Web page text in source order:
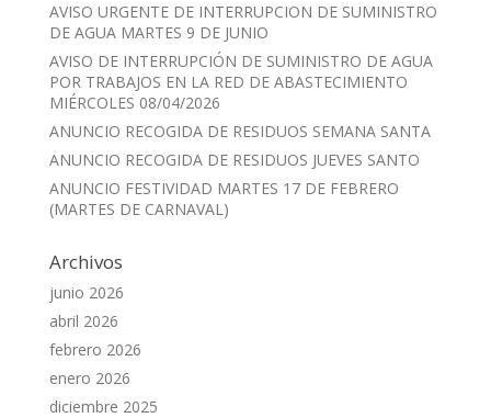
AVISO URGENTE DE INTERRUPCION DE SUMINISTRO
DE AGUA MARTES 9 DE JUNIO
AVISO DE INTERRUPCIÓN DE SUMINISTRO DE AGUA
POR TRABAJOS EN LA RED DE ABASTECIMIENTO
MIÉRCOLES 08/04/2026
ANUNCIO RECOGIDA DE RESIDUOS SEMANA SANTA
ANUNCIO RECOGIDA DE RESIDUOS JUEVES SANTO
ANUNCIO FESTIVIDAD MARTES 17 DE FEBRERO
(MARTES DE CARNAVAL)
Archivos
junio 2026
abril 2026
febrero 2026
enero 2026
diciembre 2025